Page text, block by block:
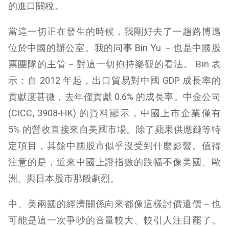
的進口關稅。
當這一切正在發生的時候，我剛好去了一趟路博邁
位於中國的辦公室。我的同事 Bin Yu －也是中國股
票團隊的主管－對這一切抱持樂觀的看法。 Bin 表
示：自 2012 年起，出口貿易對中國 GDP 成長率的
貢獻度甚微，去年僅貢獻 0.6% 的成長率。中金公司
(CICC, 3908-HK) 的資料顯示，中國上市企業僅有
5% 的營收直接來自美國市場。除了蘋果供應鏈等特
定項目，其餘中國股市似乎沒受到什麼影響。值得
注意的是，近來中國上證指數的跌幅不像美國、歐
洲、與日本股市那般劇烈。
中、美兩國的經濟關係向來都像這樣討價還價－也
可能是這一次爭吵的音量較大、較引人注目罷了。